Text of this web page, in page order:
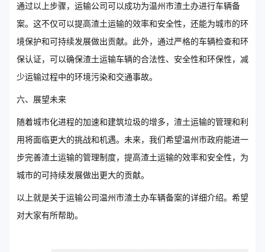
通过以上步骤，运输公司可以成功为温州市渣土办进行车辆备
案。这不仅可以提高渣土运输的效率和安全性，还能为城市的环
境保护和可持续发展做出贡献。此外，通过严格的车辆检查和环
保认证，可以确保渣土运输车辆的合法性、安全性和环保性，减
少运输过程中的环境污染和交通事故。
六、展望未来
随着城市化进程的加速和建筑垃圾的增多，渣土运输的管理和利
用将面临更大的挑战和机遇。未来，我们希望温州市政府能进一
步完善渣土运输的管理制度，提高渣土运输的效率和安全性，为
城市的可持续发展做出更大的贡献。
以上就是关于运输公司温州市渣土办车辆备案的详细介绍。希望
对大家有所帮助。